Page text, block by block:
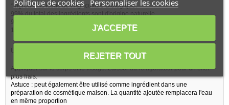
*Ingrédients issus de l’Agriculture Biologique.
99% du total des ingrédients sont d'origine naturelle.
100% des ingrédients végétaux sont certifiés bio._
UTILISATIONS :
Appliquer sur le corps et le visage. Laisser au réfrigérateur pour un effet
plus frais.
Astuce : peut également être utilisé comme ingrédient dans une
préparation de cosmétique maison. La quantité ajoutée remplacera l'eau
en même proportion
Politique de cookies Personnaliser les cookies
REJETER TOUT
J'ACCEPTE